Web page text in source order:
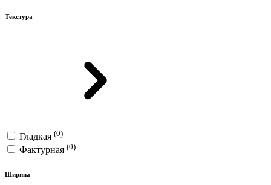
Текстура
Гладкая (0)
Фактурная (0)
Ширина